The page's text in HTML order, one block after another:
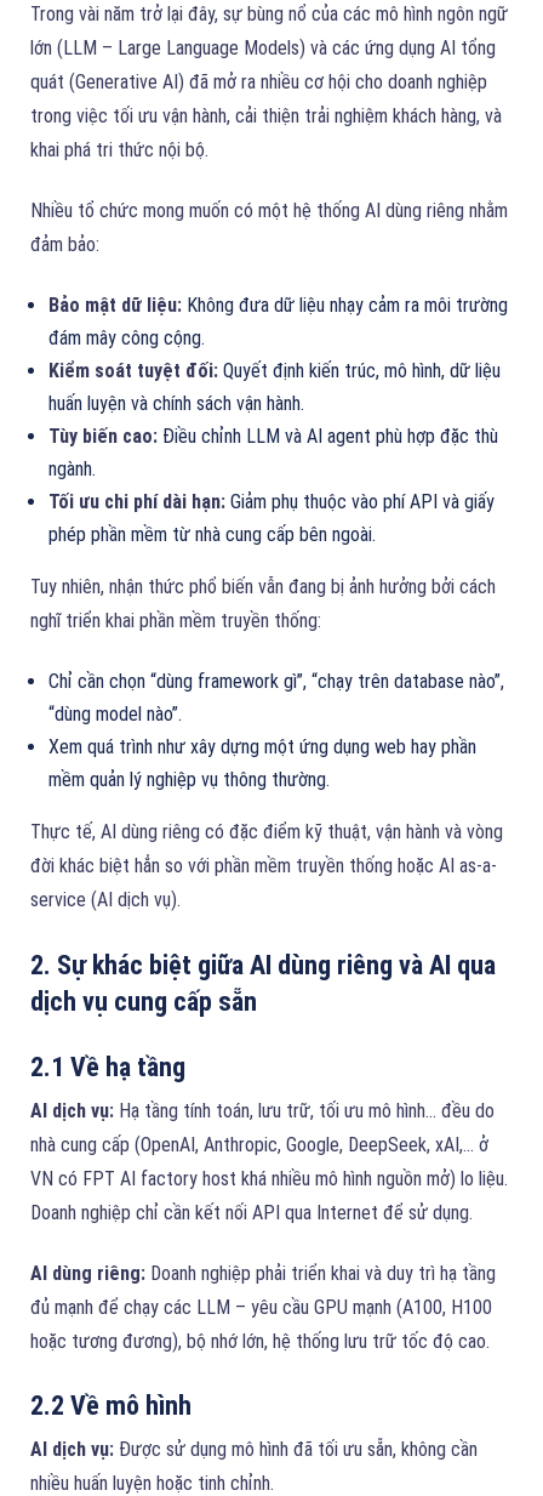
Trong vài năm trở lại đây, sự bùng nổ của các mô hình ngôn ngữ
lớn (LLM – Large Language Models) và các ứng dụng AI tổng
quát (Generative AI) đã mở ra nhiều cơ hội cho doanh nghiệp
trong việc tối ưu vận hành, cải thiện trải nghiệm khách hàng, và
khai phá tri thức nội bộ.
Nhiều tổ chức mong muốn có một hệ thống AI dùng riêng nhằm
đảm bảo:
Bảo mật dữ liệu: Không đưa dữ liệu nhạy cảm ra môi trường
đám mây công cộng.
Kiểm soát tuyệt đối: Quyết định kiến trúc, mô hình, dữ liệu
huấn luyện và chính sách vận hành.
Tùy biến cao: Điều chỉnh LLM và AI agent phù hợp đặc thù
ngành.
Tối ưu chi phí dài hạn: Giảm phụ thuộc vào phí API và giấy
phép phần mềm từ nhà cung cấp bên ngoài.
Tuy nhiên, nhận thức phổ biến vẫn đang bị ảnh hưởng bởi cách
nghĩ triển khai phần mềm truyền thống:
Chỉ cần chọn “dùng framework gì”, “chạy trên database nào”,
“dùng model nào”.
Xem quá trình như xây dựng một ứng dụng web hay phần
mềm quản lý nghiệp vụ thông thường.
Thực tế, AI dùng riêng có đặc điểm kỹ thuật, vận hành và vòng
đời khác biệt hẳn so với phần mềm truyền thống hoặc AI as-a-
service (AI dịch vụ).
2. Sự khác biệt giữa AI dùng riêng và AI qua
dịch vụ cung cấp sẵn
2.1 Về hạ tầng
AI dịch vụ: Hạ tầng tính toán, lưu trữ, tối ưu mô hình… đều do
nhà cung cấp (OpenAI, Anthropic, Google, DeepSeek, xAI,… ở
VN có FPT AI factory host khá nhiều mô hình nguồn mở) lo liệu.
Doanh nghiệp chỉ cần kết nối API qua Internet để sử dụng.
AI dùng riêng: Doanh nghiệp phải triển khai và duy trì hạ tầng
đủ mạnh để chạy các LLM – yêu cầu GPU mạnh (A100, H100
hoặc tương đương), bộ nhớ lớn, hệ thống lưu trữ tốc độ cao.
2.2 Về mô hình
AI dịch vụ: Được sử dụng mô hình đã tối ưu sẵn, không cần
nhiều huấn luyện hoặc tinh chỉnh.